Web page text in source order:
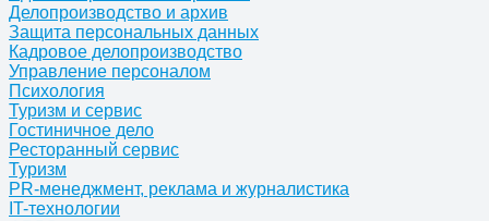
Делопроизводство и архив
Защита персональных данных
Кадровое делопроизводство
Управление персоналом
Психология
Туризм и сервис
Гостиничное дело
Ресторанный сервис
Туризм
PR-менеджмент, реклама и журналистика
IT-технологии